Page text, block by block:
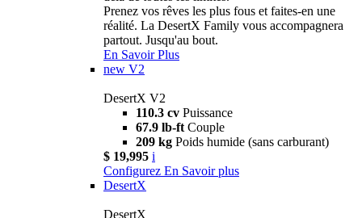
Prenez vos rêves les plus fous et faites-en une
réalité. La DesertX Family vous accompagnera
partout. Jusqu'au bout.
En Savoir Plus
new V2
DesertX V2
110.3 cv Puissance
67.9 lb-ft Couple
209 kg Poids humide (sans carburant)
$ 19,995 i
Configurez En Savoir plus
DesertX
DesertX